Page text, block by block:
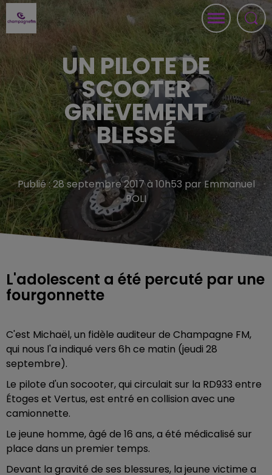
UN PILOTE DE
SCOOTER
GRIÈVEMENT
BLESSÉ
Publié : 28 septembre 2017 à 10h53 par Emmanuel
POLI
L'adolescent a été percuté par une
fourgonnette
C'est Michaël, un fidèle auditeur de Champagne FM,
qui nous l'a indiqué vers 6h ce matin (jeudi 28
septembre).
Le pilote d'un socooter, qui circulait sur la RD933 entre
Étoges et Vertus, est entré en collision avec une
camionnette.
Le jeune homme, âgé de 16 ans, a été médicalisé sur
place dans un premier temps.
Devant la gravité de ses blessures, la jeune victime a